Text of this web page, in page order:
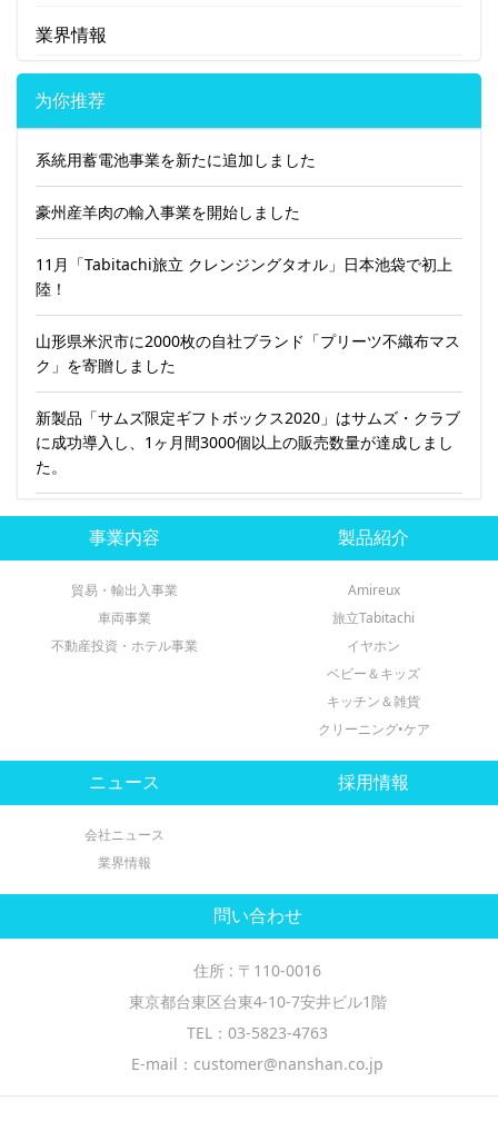
業界情報
为你推荐
系統用蓄電池事業を新たに追加しました
豪州産羊肉の輸入事業を開始しました
11月「Tabitachi旅立 クレンジングタオル」日本池袋で初上
陸！
山形県米沢市に2000枚の自社ブランド「プリーツ不織布マス
ク」を寄贈しました
新製品「サムズ限定ギフトボックス2020」はサムズ・クラブ
に成功導入し、1ヶ月間3000個以上の販売数量が達成しまし
た。
事業内容
貿易・輸出入事業
車両事業
不動産投資・ホテル事業
製品紹介
Amireux
旅立Tabitachi
イヤホン
ベビー＆キッズ
キッチン＆雑貨
クリーニング•ケア
ニュース
会社ニュース
業界情報
採用情報
問い合わせ
住所 : 〒110-0016
東京都台東区台東4-10-7安井ビル1階
TEL：03-5823-4763
E-mail：customer@nanshan.co.jp